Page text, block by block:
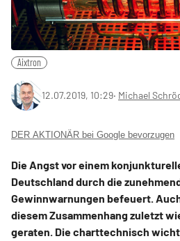
Aixtron
12.07.2019, 10:29‧ Michael
DER AKTIONÄR bei Google bevorzugen
Die Angst vor einem
Deutschland durch die
Gewinnwarnungen befeuert.
diesem Zusammenhang zuletzt
geraten. Die charttechnisch